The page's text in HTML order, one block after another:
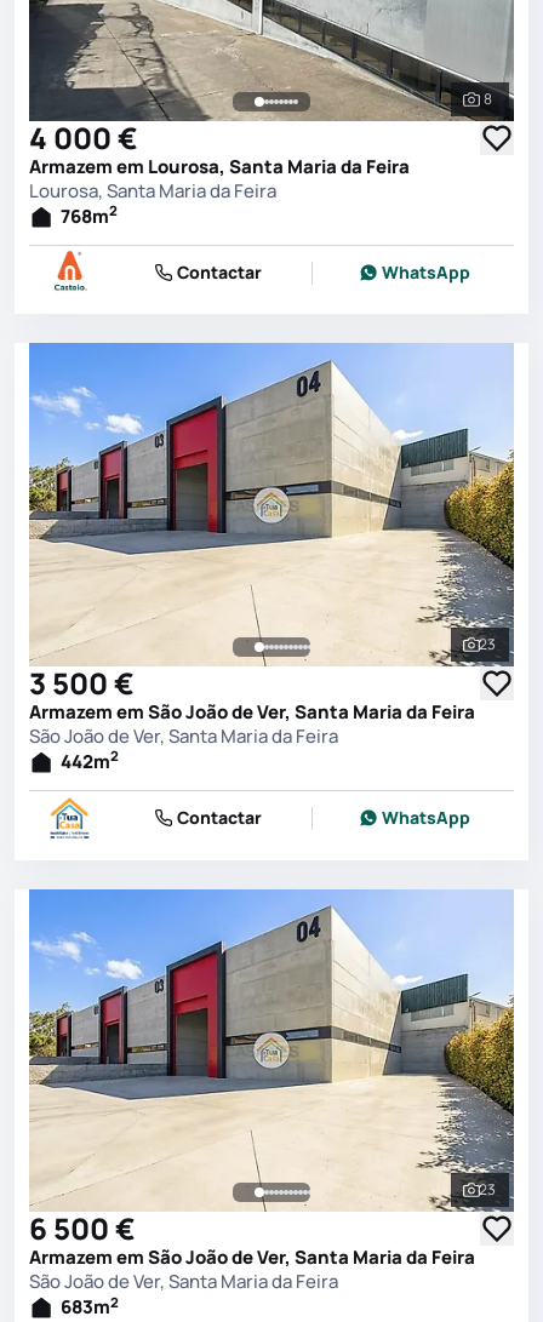
Ver
8
4 000 €
Armazem em Lourosa, Santa Maria da Feira
Lourosa, Santa Maria da Feira
768m2
Contactar WhatsApp
Ver
23
3 500 €
Armazem em São João de Ver, Santa Maria da Feira
São João de Ver, Santa Maria da Feira
442m2
Contactar WhatsApp
Ver
23
6 500 €
Armazem em São João de Ver, Santa Maria da Feira
São João de Ver, Santa Maria da Feira
683m2